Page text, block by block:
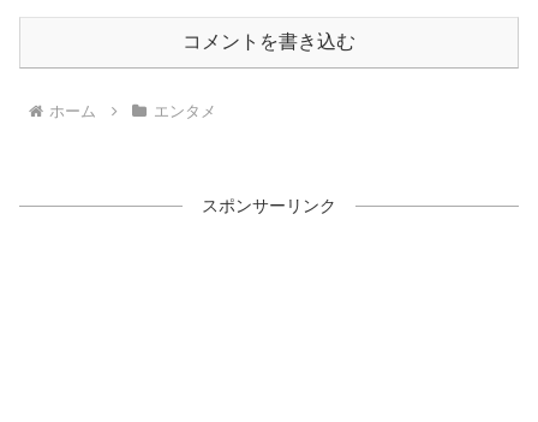
コメントを書き込む
ホーム エンタメ
スポンサーリンク